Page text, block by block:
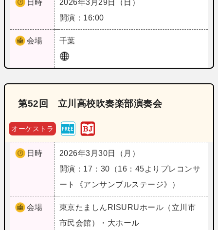
日時
2026年3月29日（日）
開演：16:00
会場 千葉
第52回 立川高校吹奏楽部演奏会
オーケストラ
日時
2026年3月30日（月）
開演：17：30（16：45よりプレコンサ
ート《アンサンブルステージ》）
会場 東京たましんRISURUホール（立川市
市民会館）・大ホール